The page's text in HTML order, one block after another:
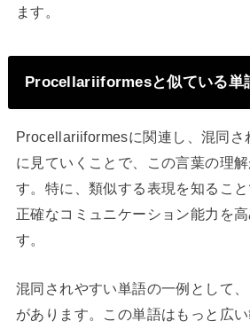
ます。
Procellariiformesと似ている単
Procellariiformesに関連し、混同さ
に見ていくことで、この言葉の理
す。特に、類似する表現を知ること
正確なコミュニケーション能力を
す。
混同されやすい単語の一例として、
があります。この単語はもっと広